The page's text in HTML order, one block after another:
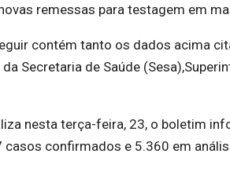
remessas para testagem em
contém tanto os dados acima
Secretaria de Saúde
nesta terça-feira, 23, o boletim
casos confirmados e 5.360 em